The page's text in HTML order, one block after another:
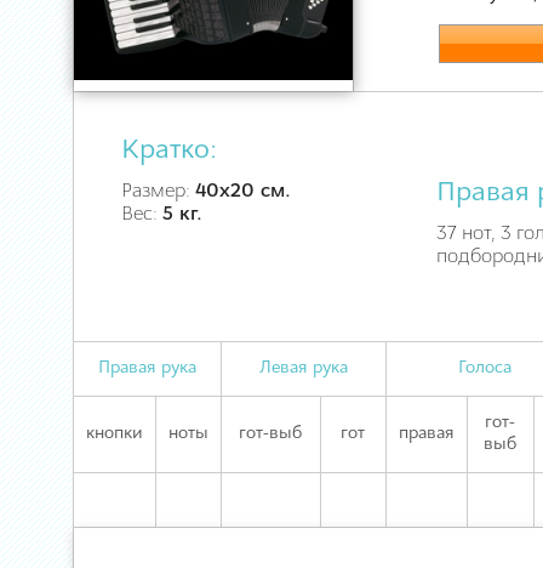
Кратко:
Размер: 40х20 см.
Вес: 5 кг.
Правая
37 нот, 3
Правая рука Левая рука Голоса
кнопки ноты гот-выб гот правая
гот-
выб